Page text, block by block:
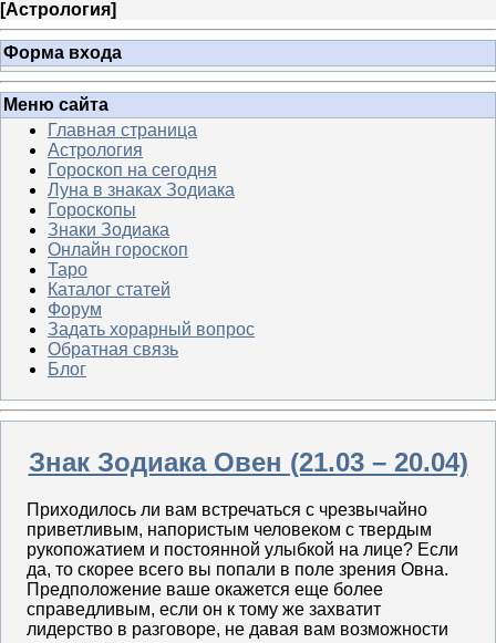
[Астрология]
Форма входа
Меню сайта
Главная страница
Астрология
Гороскоп на сегодня
Луна в знаках Зодиака
Гороскопы
Знаки Зодиака
Онлайн гороскоп
Таро
Каталог статей
Форум
Задать хорарный вопрос
Обратная связь
Блог
Знак Зодиака Овен (21.03 – 20.04)
Приходилось ли вам встречаться с чрезвычайно
приветливым, напористым человеком с твердым
рукопожатием и постоянной улыбкой на лице? Если
да, то скорее всего вы попали в поле зрения Овна.
Предположение ваше окажется еще более
справедливым, если он к тому же захватит
лидерство в разговоре, не давая вам возможности